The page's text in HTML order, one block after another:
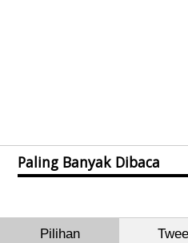
Paling Banyak Dibaca
Pilihan